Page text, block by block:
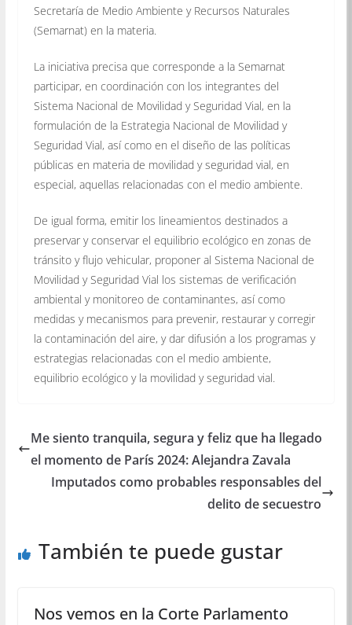
Secretaría de Medio Ambiente y Recursos Naturales
(Semarnat) en la materia.
La iniciativa precisa que corresponde a la Semarnat
participar, en coordinación con los integrantes del
Sistema Nacional de Movilidad y Seguridad Vial, en la
formulación de la Estrategia Nacional de Movilidad y
Seguridad Vial, así como en el diseño de las políticas
públicas en materia de movilidad y seguridad vial, en
especial, aquellas relacionadas con el medio ambiente.
De igual forma, emitir los lineamientos destinados a
preservar y conservar el equilibrio ecológico en zonas de
tránsito y flujo vehicular, proponer al Sistema Nacional de
Movilidad y Seguridad Vial los sistemas de verificación
ambiental y monitoreo de contaminantes, así como
medidas y mecanismos para prevenir, restaurar y corregir
la contaminación del aire, y dar difusión a los programas y
estrategias relacionadas con el medio ambiente,
equilibrio ecológico y la movilidad y seguridad vial.
Me siento tranquila, segura y feliz que ha llegado
el momento de París 2024: Alejandra Zavala
Imputados como probables responsables del
delito de secuestro
También te puede gustar
Nos vemos en la Corte Parlamento